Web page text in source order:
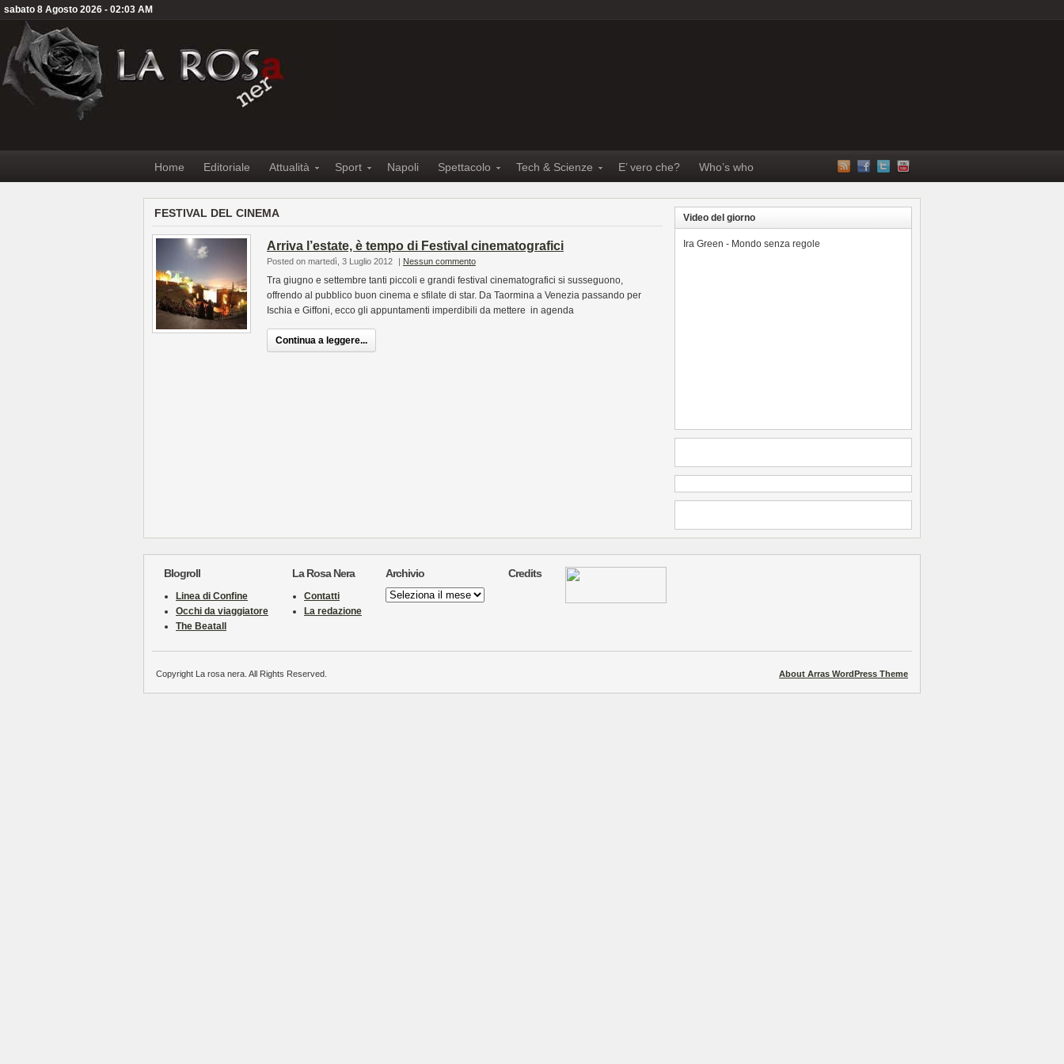
sabato 8 Agosto 2026 - 02:03 AM
Home Editoriale Attualità Sport Napoli Spettacolo Tech & Scienze E’ vero che? Who’s who
FESTIVAL DEL CINEMA
Arriva l’estate, è tempo di Festival cinematografici
Posted on martedì, 3 Luglio 2012 | Nessun commento
Tra giugno e settembre tanti piccoli e grandi festival cinematografici si susseguono,
offrendo al pubblico buon cinema e sfilate di star. Da Taormina a Venezia passando per
Ischia e Giffoni, ecco gli appuntamenti imperdibili da mettere in agenda
Continua a leggere...
Video del giorno
Ira Green - Mondo senza regole
Blogroll
Linea di Confine
Occhi da viaggiatore
The Beatall
La Rosa Nera
Contatti
La redazione
Archivio
Archivio
Credits
About Arras WordPress Theme
Copyright La rosa nera. All Rights Reserved.